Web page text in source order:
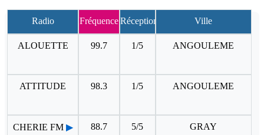
Radio FréquenceRéception Ville
ALOUETTE 99.7 1/5 ANGOULEME
ATTITUDE 98.3 1/5 ANGOULEME
CHERIE FM ▶ 88.7 5/5 GRAY